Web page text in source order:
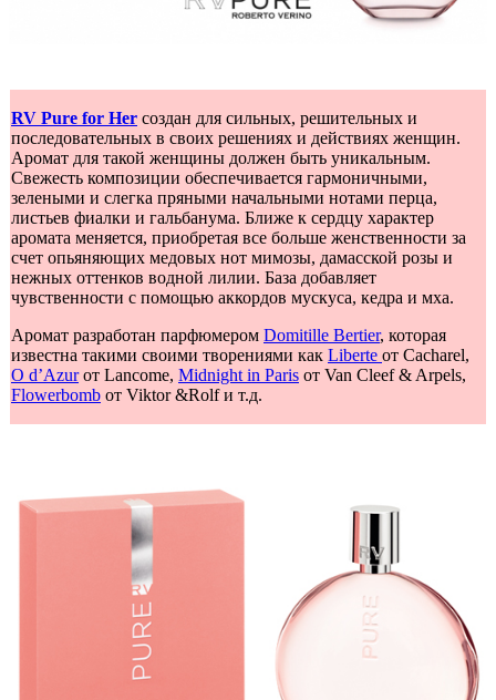
RV Pure for Her создан для сильных, решительных и
последовательных в своих решениях и действиях женщин.
Аромат для такой женщины должен быть уникальным.
Свежесть композиции обеспечивается гармоничными,
зелеными и слегка пряными начальными нотами перца,
листьев фиалки и гальбанума. Ближе к сердцу характер
аромата меняется, приобретая все больше женственности за
счет опьяняющих медовых нот мимозы, дамасской розы и
нежных оттенков водной лилии. База добавляет
чувственности с помощью аккордов мускуса, кедра и мха.
Аромат разработан парфюмером Domitille Bertier, которая
известна такими своими творениями как Liberte от Cacharel,
O d’Azurот Lancome, Midnight in Paris от Van Cleef & Arpels,
Flowerbomb от Viktor &Rolf и т.д.